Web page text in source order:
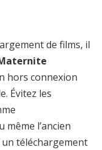
de films, il
hors connexion
Évitez les
l’ancien
téléchargement